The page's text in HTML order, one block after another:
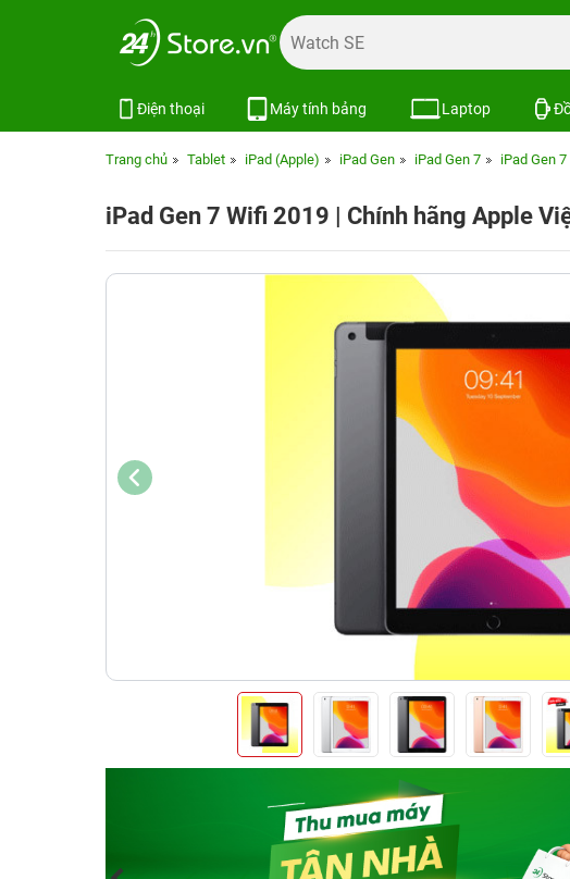
Điện thoại Máy tính bảng Laptop
Trang chủ Tablet iPad (Apple) iPad Gen iPad Gen 7 iPad Gen
iPad Gen 7 Wifi 2019 | Chính hãng Apple